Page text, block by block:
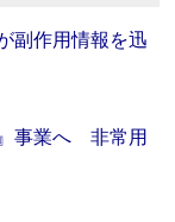
副作用情報を迅
事業へ 非常用